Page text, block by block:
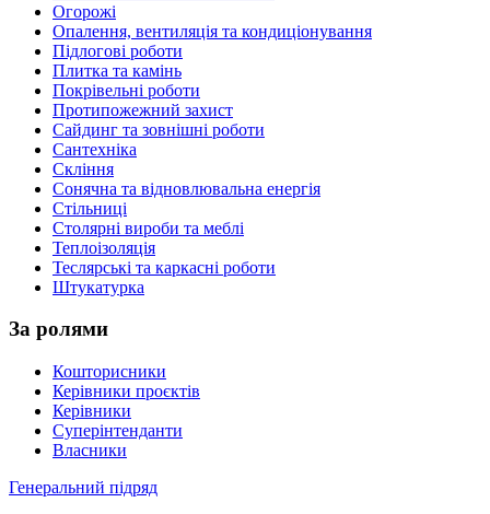
Огорожі
Опалення, вентиляція та кондиціонування
Підлогові роботи
Плитка та камінь
Покрівельні роботи
Протипожежний захист
Сайдинг та зовнішні роботи
Сантехніка
Скління
Сонячна та відновлювальна енергія
Стільниці
Столярні вироби та меблі
Теплоізоляція
Теслярські та каркасні роботи
Штукатурка
За ролями
Кошторисники
Керівники проєктів
Керівники
Суперінтенданти
Власники
Генеральний підряд